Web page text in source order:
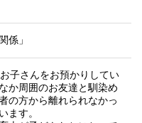
係」
子さんをお預かりしてい
か周囲のお友達と馴染め
の方から離れられなかっ
ます。